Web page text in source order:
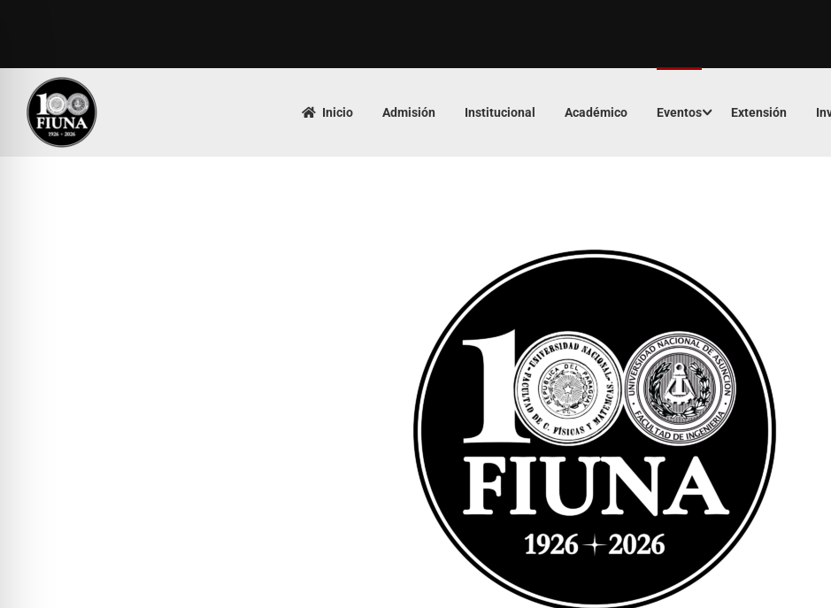
Inicio Admisión Institucional Académico Eventos Extensión